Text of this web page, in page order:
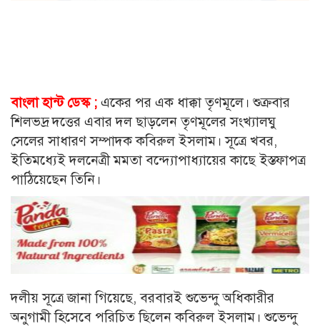
বাংলা হান্ট ডেস্ক ; একের পর এক ধাক্কা তৃণমূলে। শুক্রবার
শিলভদ্র দত্তের এবার দল ছাড়লেন তৃণমূলের সংখ্যালঘু
সেলের সাধারণ সম্পাদক কবিরুল ইসলাম। সূত্রে খবর,
ইতিমধ্যেই দলনেত্রী মমতা বন্দ্যোপাধ্যায়ের কাছে ইস্তফাপত্র
পাঠিয়েছেন তিনি।
দলীয় সূত্রে জানা গিয়েছে, বরবারই শুভেন্দু অধিকারীর
অনুগামী হিসেবে পরিচিত ছিলেন কবিরুল ইসলাম। শুভেন্দু